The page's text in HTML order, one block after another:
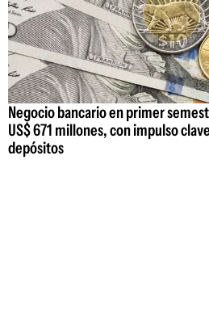
Negocio bancario en primer
US$ 671 millones, con impulso
depósitos